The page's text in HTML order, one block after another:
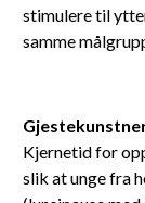
stimulere til
samme
Kjernetid for
slik at unge fra